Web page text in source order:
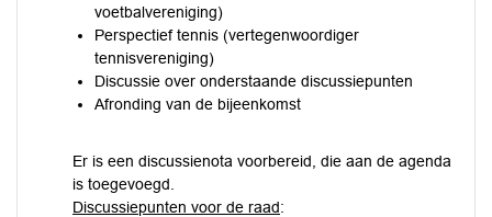
voetbalvereniging)
Perspectief tennis (vertegenwoordiger
tennisvereniging)
Discussie over onderstaande discussiepunten
Afronding van de bijeenkomst
Er is een discussienota voorbereid, die aan de agenda
is toegevoegd.
Discussiepunten voor de raad: